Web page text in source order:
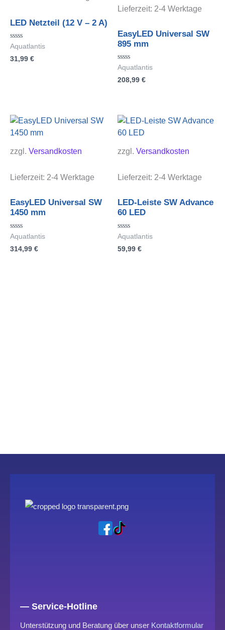
LED Netzteil (12 V – 2 A)
Bewertet
mit
0
Aquatlantis
31,99 €
Lieferzeit: 2-4 Werktage
EasyLED Universal SW
895 mm
Bewertet
mit
0
Aquatlantis
208,99 €
zzgl. Versandkosten
Lieferzeit: 2-4 Werktage
EasyLED Universal SW
1450 mm
Bewertet
mit
0
Aquatlantis
314,99 €
zzgl. Versandkosten
Lieferzeit: 2-4 Werktage
LED-Leiste SW Advance
60 LED
Bewertet
mit
0
Aquatlantis
59,99 €
— Service-Hotline
Unterstützung und Beratung über unser Kontaktformular